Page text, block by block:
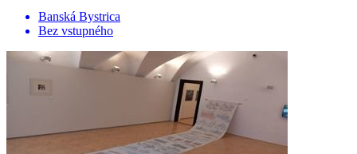
Banská Bystrica
Bez vstupného